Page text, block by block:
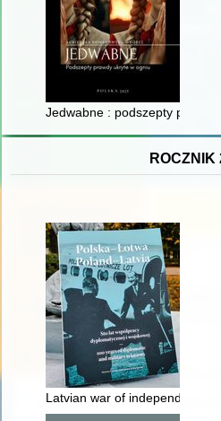
Jedwabne : podszepty prawdy
ROCZNIK
Latvian war of independence